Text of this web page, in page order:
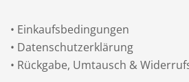
• Einkaufsbedingungen
• Datenschutzerklärung
• Rückgabe, Umtausch &